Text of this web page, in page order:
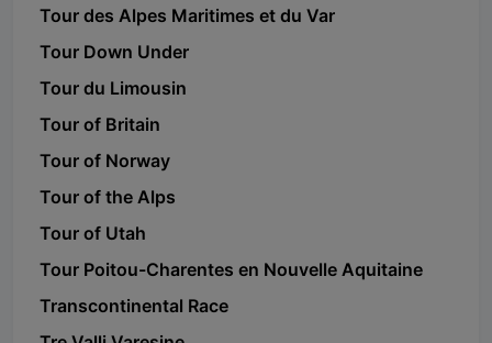
Tour des Alpes Maritimes et du Var
Tour Down Under
Tour du Limousin
Tour of Britain
Tour of Norway
Tour of the Alps
Tour of Utah
Tour Poitou-Charentes en Nouvelle Aquitaine
Transcontinental Race